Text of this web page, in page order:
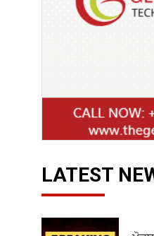
LATEST